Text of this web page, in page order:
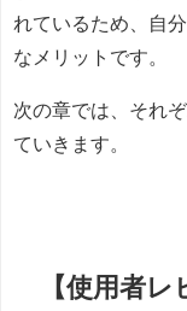
れているため、自
なメリットです。
次の章では、それ
ていきます。
【使用者